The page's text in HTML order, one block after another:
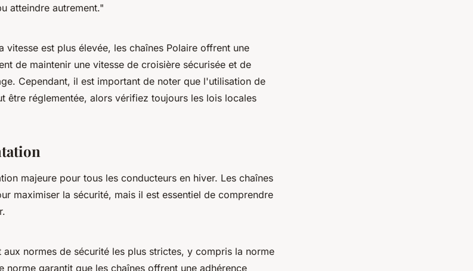
atteindre autrement."
vitesse est plus élevée, les chaînes Polaire offrent une
de maintenir une vitesse de croisière sécurisée et de
Cependant, il est important de noter que l'utilisation de
être réglementée, alors vérifiez toujours les lois locales
majeure pour tous les conducteurs en hiver. Les chaînes
maximiser la sécurité, mais il est essentiel de comprendre
aux normes de sécurité les plus strictes, y compris la norme
norme garantit que les chaînes offrent une adhérence